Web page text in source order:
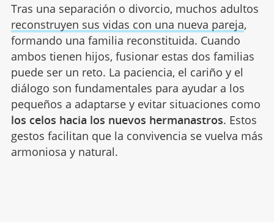
Tras una separación o divorcio, muchos adultos
reconstruyen sus vidas con una nueva pareja,
formando una familia reconstituida. Cuando
ambos tienen hijos, fusionar estas dos familias
puede ser un reto. La paciencia, el cariño y el
diálogo son fundamentales para ayudar a los
pequeños a adaptarse y evitar situaciones como
los celos hacia los nuevos hermanastros. Estos
gestos facilitan que la convivencia se vuelva más
armoniosa y natural.